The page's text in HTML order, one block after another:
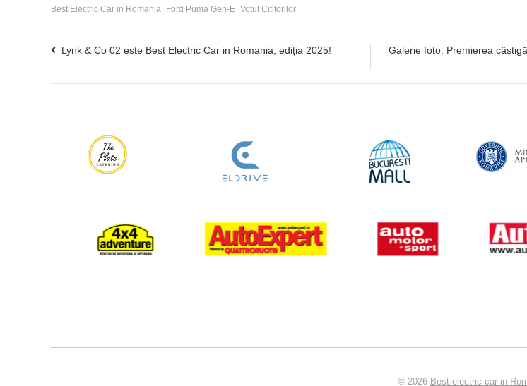
Best Electric Car in Romania Ford Puma Gen-E Votul Cititorilor
Lynk & Co 02 este Best Electric Car in Romania, ediția 2025!
Galerie foto: Premierea
© 2026 Best electric car in